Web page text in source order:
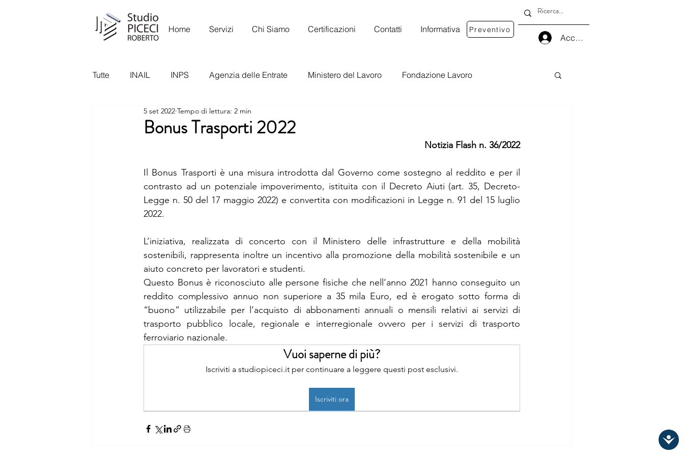
Home Servizi Chi Siamo Certificazioni Contatti Informativa Preventivo
Accedi
Tutte INAIL INPS Agenzia delle Entrate Ministero del Lavoro Fondazione Lavoro
Garante Privacy Ispettorato Nazionale del Lavoro
Bonus Trasporti 2022
5 set 2022 Tempo di lettura: 2 min
Notizia Flash n. 36/2022
Il Bonus Trasporti è una misura introdotta dal Governo come sostegno al reddito e per il
contrasto ad un potenziale impoverimento, istituita con il Decreto Aiuti (art. 35, Decreto-
Legge n. 50 del 17 maggio 2022) e convertita con modificazioni in Legge n. 91 del 15 luglio
2022.
L’iniziativa, realizzata di concerto con il Ministero delle infrastrutture e della mobilità
sostenibili, rappresenta inoltre un incentivo alla promozione della mobilità sostenibile e un
aiuto concreto per lavoratori e studenti.
Questo Bonus è riconosciuto alle persone fisiche che nell’anno 2021 hanno conseguito un
reddito complessivo annuo non superiore a 35 mila Euro, ed è erogato sotto forma di
“buono” utilizzabile per l’acquisto di abbonamenti annuali o mensili relativi ai servizi di
trasporto pubblico locale, regionale e interregionale ovvero per i servizi di trasporto
ferroviario nazionale.
Vuoi saperne di più?
Iscriviti a studiopiceci.it per continuare a leggere questi post esclusivi.
Iscriviti ora